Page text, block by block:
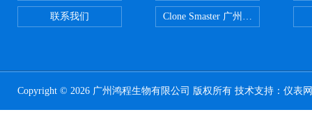
联系我们 Clone Smaster 广州鸿程代理
Copyright © 2026 广州鸿程生物有限公司 版权所有 技术支持： 仪表网